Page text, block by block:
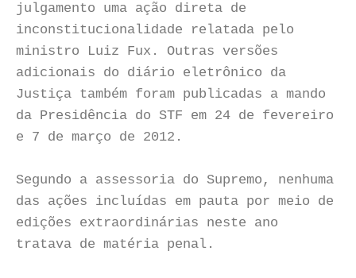
julgamento uma ação direta de
inconstitucionalidade relatada pelo
ministro Luiz Fux. Outras versões
adicionais do diário eletrônico da
Justiça também foram publicadas a mando
da Presidência do STF em 24 de fevereiro
e 7 de março de 2012.
Segundo a assessoria do Supremo, nenhuma
das ações incluídas em pauta por meio de
edições extraordinárias neste ano
tratava de matéria penal.